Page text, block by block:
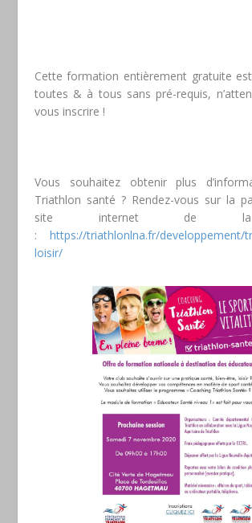
Cette formation entièrement gratuite
toutes & à tous sans pré-requis,
vous inscrire !
Vous souhaitez obtenir plus
Triathlon santé ? Rendez-vous sur la
site internet de
:https://triathlonlna.fr/developpement/
loisir/